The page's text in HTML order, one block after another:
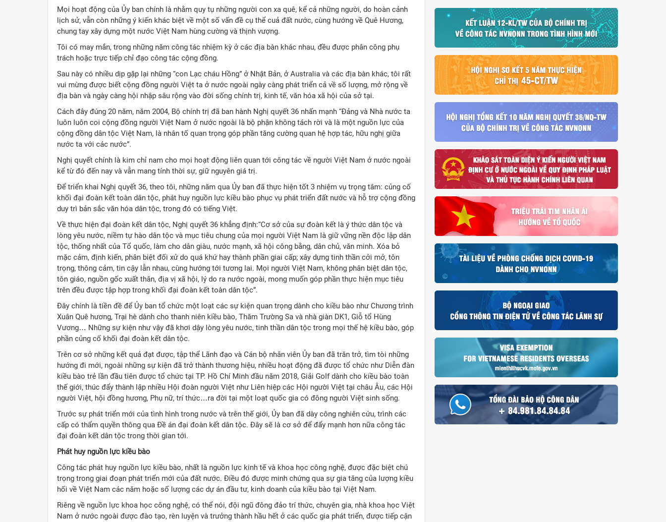
Mọi hoạt động của Ủy ban chính là nhằm quy tụ những người con xa quê, kể cả những người, do hoàn cảnh
lịch sử, vẫn còn những ý kiến khác biệt về một số vấn đề cụ thể cuả đất nước, cùng hướng về Quê Hương,
chung tay xây dựng một nước Việt Nam hùng cường và thịnh vượng.
Tôi có may mắn, trong những năm công tác nhiệm kỳ ở các địa bàn khác nhau, đều được phân công phụ
trách hoặc trực tiếp chỉ đạo công tác cộng đồng.
Sau này có nhiều dịp gặp lại những “con Lạc cháu Hồng” ở Nhật Bản, ở Australia và các địa bàn khác, tôi rất
vui mừng được biết cộng đồng người Việt ta ở nước ngoài ngày càng phát triển cả về số lượng, mở rộng về
địa bàn và ngày càng hội nhập sâu rộng vào đời sống chính trị, kinh tế, văn hóa xã hội của sở tại.
Cách đây đúng 20 năm, năm 2004, Bộ chính trị đã ban hành Nghị quyết 36 nhấn mạnh “Đảng và Nhà nước ta
luôn luôn coi cộng đồng người Việt Nam ở nước ngoài là bộ phận không tách rời và là một nguồn lực của
cộng đồng dân tộc Việt Nam, là nhân tố quan trọng góp phần tăng cường quan hệ hợp tác, hữu nghị giữa
nước ta với các nước”.
Nghị quyết chính là kim chỉ nam cho mọi hoạt động liên quan tới công tác về người Việt Nam ở nước ngoài
kể từ đó đến nay và vẫn mang tính thời sự, giữ nguyên giá trị.
Để triển khai Nghị quyết 36, theo tôi, những năm qua Ủy ban đã thực hiện tốt 3 nhiệm vụ trọng tâm: củng cố
khối đại đoàn kết toàn dân tộc, phát huy nguồn lực kiều bào phục vụ phát triển đất nước và hỗ trợ cộng đồng
duy trì bản sắc văn hóa dân tộc, trong đó có tiếng Việt.
Về thực hiện đại đoàn kết dân tộc, Nghị quyết 36 khẳng định:“Cơ sở của sự đoàn kết là ý thức dân tộc và
lòng yêu nước, niềm tự hào dân tộc và mục tiêu chung của mọi người Việt Nam là giữ vững nền độc lập dân
tộc, thống nhất của Tổ quốc, làm cho dân giàu, nước mạnh, xã hội công bằng, dân chủ, văn minh. Xóa bỏ
mặc cảm, định kiến, phân biệt đối xử do quá khứ hay thành phần giai cấp; xây dựng tinh thần cởi mở, tôn
trọng, thông cảm, tin cậy lẫn nhau, cùng hướng tới tương lai. Mọi người Việt Nam, không phân biệt dân tộc,
tôn giáo, nguồn gốc xuất thân, địa vị xã hội, lý do ra nước ngoài, mong muốn góp phần thực hiện mục tiêu
trên đều được tập hợp trong khối đại đoàn kết toàn dân tộc”.
Đây chính là tiền đề để Ủy ban tổ chức một loạt các sự kiện quan trọng dành cho kiều bào như Chương trình
Xuân Quê hương, Trại hè dành cho thanh niên kiều bào, Thăm Trường Sa và nhà giàn DK1, Giỗ tổ Hùng
Vương… Những sự kiện như vậy đã khơi dậy lòng yêu nước, tinh thần dân tộc trong mọi thế hệ kiều bào, góp
phần củng cố khối đại đoàn kết dân tộc.
Trên cơ sở những kết quả đạt được, tập thể Lãnh đạo và Cán bộ nhân viên Ủy ban đã trăn trở, tìm tòi những
hướng đi mới, ngoài những sự kiện đã trở thành thương hiệu, nhiều hoạt động đã được tổ chức như Diễn đàn
kiều bào trẻ lần đầu tiên được tổ chức tại TP. Hồ Chí Minh đầu năm 2018, Giải Golf dành cho kiều bào toàn
thế giới, thúc đẩy thành lập nhiều Hội đoàn người Việt như Liên hiệp các Hội người Việt tại châu Âu, các Hội
người Việt, hội đồng hương, Phụ nữ, trí thức…ra đời tại một loạt quốc gia có đông người Việt sinh sống.
Trước sự phát triển mới của tình hình trong nước và trên thế giới, Ủy ban đã dày công nghiên cứu, trình các
cấp có thẩm quyền thông qua Đề án đại đoàn kết dân tộc. Đây sẽ là cơ sở để đẩy mạnh hơn nữa công tác
đại đoàn kết dân tộc trong thời gian tới.
Phát huy nguồn lực kiều bào
Công tác phát huy nguồn lực kiều bào, nhất là nguồn lực kinh tế và khoa học công nghệ, được đặc biệt chú
trọng trong giai đoạn phát triển mới của đất nước. Điều đó được minh chứng qua sự gia tăng của lượng kiều
hối về Việt Nam các năm hoặc số lượng các dự án đầu tư, kinh doanh của kiều bào tại Việt Nam.
Riêng về nguồn lực khoa học công nghệ, có thể nói, đội ngũ đông đảo trí thức, chuyên gia, nhà khoa học Việt
Nam ở nước ngoài được đào tạo, rèn luyện và trưởng thành hầu hết ở các quốc gia phát triển, được tiếp cận